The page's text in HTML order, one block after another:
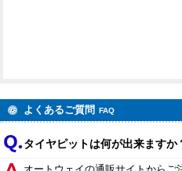
よくあるご質問 FAQ
タイヤピットは何が出来ますか